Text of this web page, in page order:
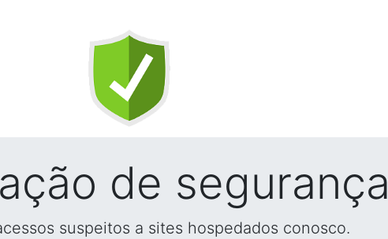
de segurança
suspeitos a sites hospedados conosco.